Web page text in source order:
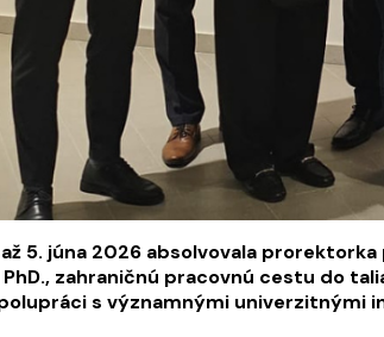
5. júna 2026 absolvovala
PhD., zahraničnú pracovnú cestu do
s významnými univerzitnými